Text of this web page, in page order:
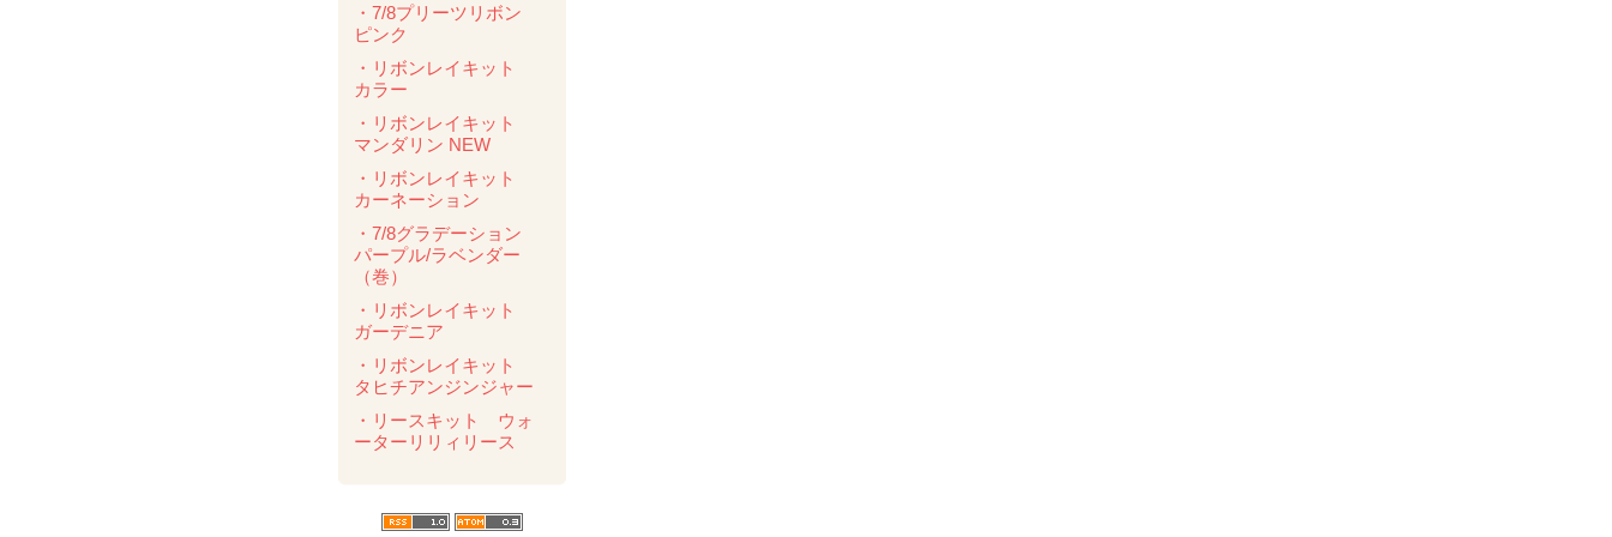
・7/8プリーツリボン
ピンク
・リボンレイキット
カラー
・リボンレイキット
マンダリン NEW
・リボンレイキット
カーネーション
・7/8グラデーション
パープル/ラベンダー
（巻）
・リボンレイキット
ガーデニア
・リボンレイキット
タヒチアンジンジャー
・リースキット ウォ
ーターリリィリース